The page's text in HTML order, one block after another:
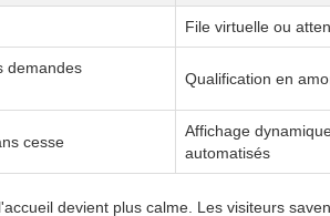
File virtuelle ou
demandes
Qualification en
cesse
Affichage
automatisés
devient plus calme. Les visiteurs